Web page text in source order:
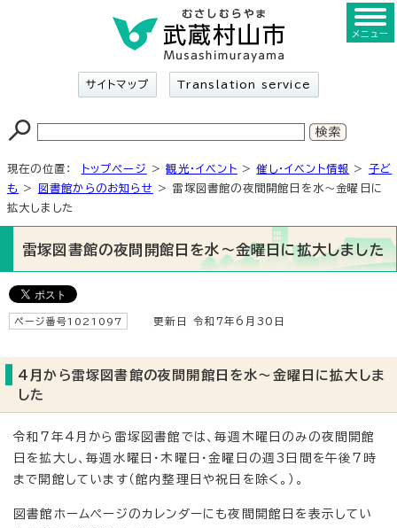
サイトマップ Translation service
メニュー
現在の位置： トップページ >観光・イベント >催し・イベント情報 > 子ど
も
> 図書館からのお知らせ
> 雷塚図書館の夜間開館日を水～金曜日に
拡大しました
雷塚図書館の夜間開館日を水～金曜日に拡大しました
ページ番号1021097 更新日 令和7年6月30日
4月から雷塚図書館の夜間開館日を水～金曜日に拡大しま
した
令和7年4月から雷塚図書館では、毎週木曜日のみの夜間開館
日を拡大し、毎週水曜日・木曜日・金曜日の週3日間を午後7時
まで開館しています（館内整理日や祝日を除く。）。
図書館ホームページのカレンダーにも夜間開館日を表示してい